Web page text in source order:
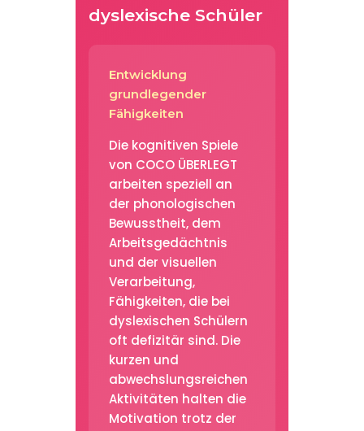
dyslexische Schüler
Entwicklung
grundlegender
Fähigkeiten
Die kognitiven Spiele
von COCO ÜBERLEGT
arbeiten speziell an
der phonologischen
Bewusstheit, dem
Arbeitsgedächtnis
und der visuellen
Verarbeitung,
Fähigkeiten, die bei
dyslexischen Schülern
oft defizitär sind. Die
kurzen und
abwechslungsreichen
Aktivitäten halten die
Motivation trotz der